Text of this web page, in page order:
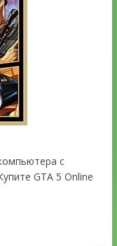
с
GTA 5 Online